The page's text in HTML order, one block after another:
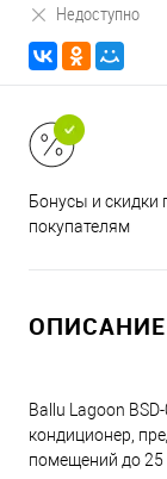
Недоступно
Бонусы и
покупателям
Ballu Lagoon
кондиционер,
помещений до 25